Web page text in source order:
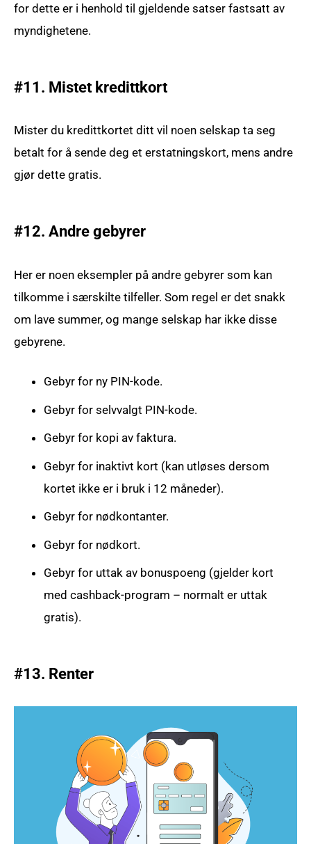
for dette er i henhold til gjeldende satser fastsatt av
myndighetene.
#11. Mistet kredittkort
Mister du kredittkortet ditt vil noen selskap ta seg
betalt for å sende deg et erstatningskort, mens andre
gjør dette gratis.
#12. Andre gebyrer
Her er noen eksempler på andre gebyrer som kan
tilkomme i særskilte tilfeller. Som regel er det snakk
om lave summer, og mange selskap har ikke disse
gebyrene.
Gebyr for ny PIN-kode.
Gebyr for selvvalgt PIN-kode.
Gebyr for kopi av faktura.
Gebyr for inaktivt kort (kan utløses dersom
kortet ikke er i bruk i 12 måneder).
Gebyr for nødkontanter.
Gebyr for nødkort.
Gebyr for uttak av bonuspoeng (gjelder kort
med cashback-program – normalt er uttak
gratis).
#13. Renter